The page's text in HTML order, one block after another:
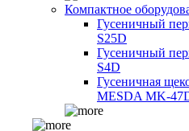
Компактное
Гусеничный
S25D
Гусеничный
S4D
Гусеничная
MESDA MK-